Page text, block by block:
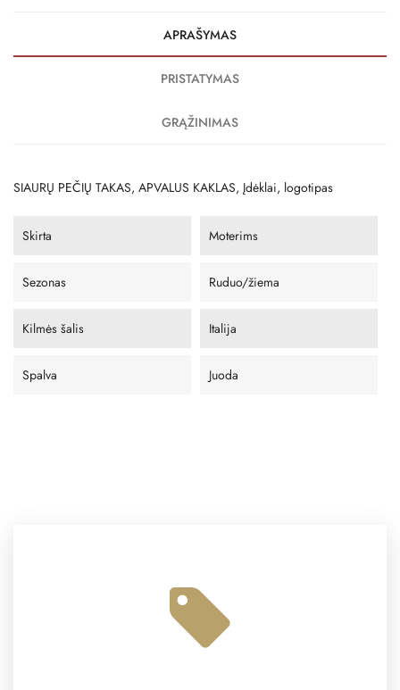
APRAŠYMAS
PRISTATYMAS
GRĄŽINIMAS
SIAURŲ PEČIŲ TAKAS, APVALUS KAKLAS, Įdėklai, logotipas
Skirta Moterims
Sezonas Ruduo/žiema
Kilmės šalis Italija
Spalva Juoda